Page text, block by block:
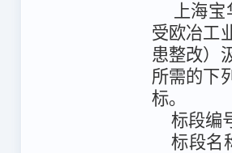
上海
受欧冶工
患整改）
所需的下
标。
标段编
标段名